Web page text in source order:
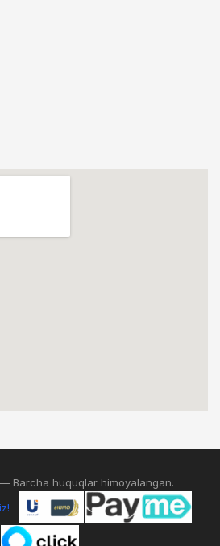
Barcha huquqlar himoyalangan.